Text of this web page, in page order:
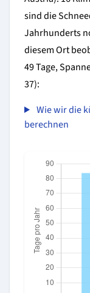
sind die
Jahrhunderts
diesem Ort
49 Tage,
37):
Wie wir die
berechnen